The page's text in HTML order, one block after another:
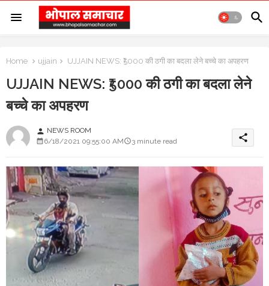
Home ujjain UJJAIN NEWS: ₹5000 की ठगी का बदला लेने बच्चे का अपहरण
UJJAIN NEWS: ₹5000 की ठगी का बदला लेने
बच्चे का अपहरण
person NEWS ROOM
6/18/2021 09:55:00 AM
3 minute read share